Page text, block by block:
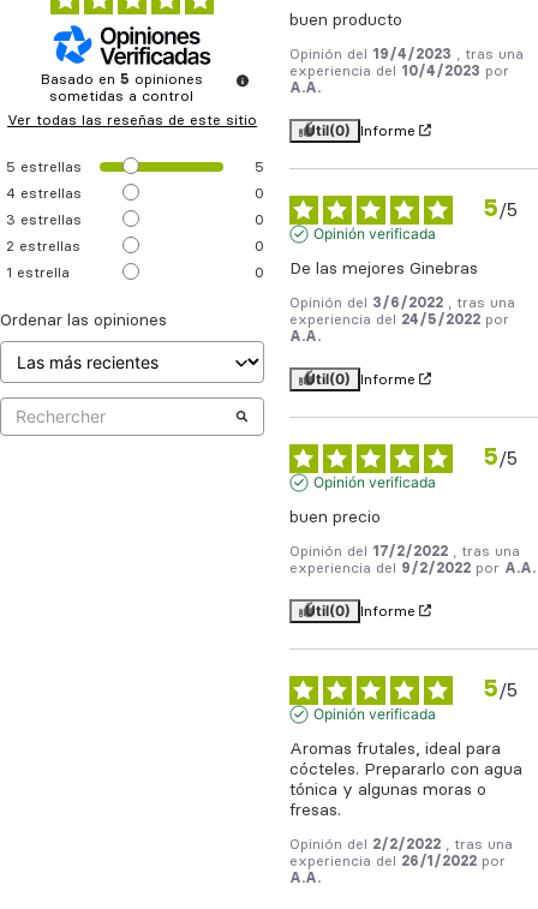
Basado en 5 opiniones
sometidas a control
Ver todas las reseñas de este sitio
5 estrellas
5
4 estrellas
0
3 estrellas
0
2 estrellas
0
1 estrella 0
Ordenar las opiniones
buen producto
Opinión del 19/4/2023
, tras una
experiencia del 10/4/2023 por
A.A.
Útil(0) Informe
5/5
Opinión verificada
De las mejores Ginebras
Opinión del 3/6/2022
, tras una
experiencia del 24/5/2022 por
A.A.
Útil(0) Informe
5/5
Opinión verificada
buen precio
Opinión del 17/2/2022
, tras una
experiencia del 9/2/2022 por A.A.
Útil(0) Informe
5/5
Opinión verificada
Aromas frutales, ideal para
cócteles. Prepararlo con agua
tónica y algunas moras o
fresas.
Opinión del 2/2/2022
, tras una
experiencia del 26/1/2022 por
A.A.